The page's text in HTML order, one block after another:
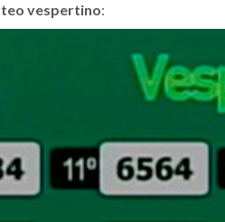
vespertino: